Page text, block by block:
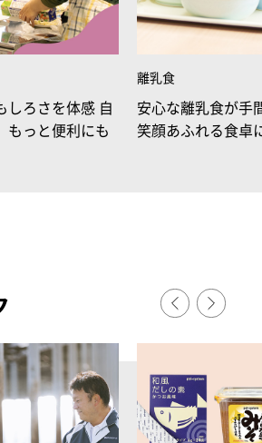
しろさを体感 自
もっと便利にも
離乳食
安心な離乳食が手
笑顔あふれる食卓